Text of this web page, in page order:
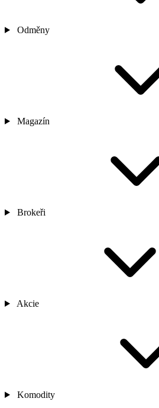
Odměny
Magazín
Brokeři
Akcie
Komodity